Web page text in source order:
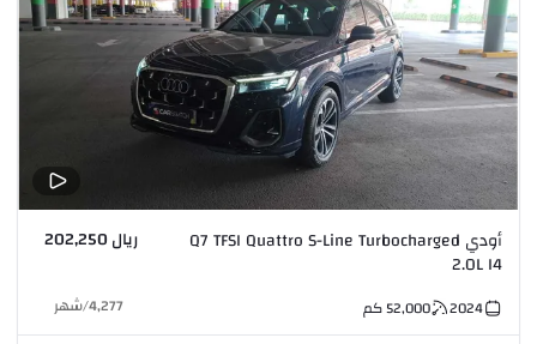
أودي Q7 TFSI Quattro S-Line Turbocharged
2.0L I4
ريال 202,250
2024
52,000كم 4,277
/شهر